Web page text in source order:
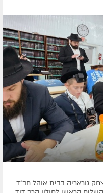
גוראריה בבית אוהל חב"ד